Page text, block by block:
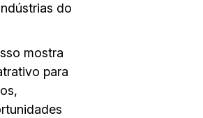
do
mostra
para